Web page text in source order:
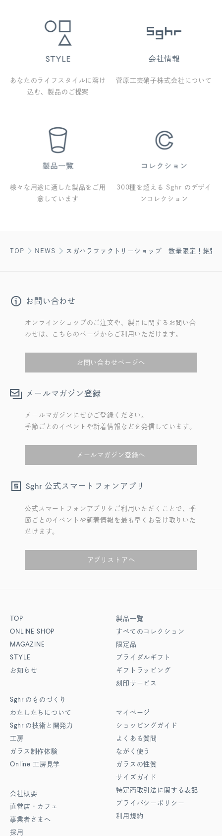
あなたのライフスタイルに溶け
込む、製品のご提案
菅原工芸硝子株式会社について
様々な用途に適した製品をご用
意しています
300種を超える Sghr のデザイ
ンコレクション
TOP NEWS スガハラファクトリーショップ 数量限定！絶賛
お問い合わせ
オンラインショップのご注文や、製品に関するお問い合
わせは、こちらのページからご利用いただけます。
お問い合わせページへ
メールマガジン登録
メールマガジンにぜひご登録ください。
季節ごとのイベントや新着情報などを発信しています。
メールマガジン登録へ
Sghr 公式スマートフォンアプリ
公式スマートフォンアプリをご利用いただくことで、季
節ごとのイベントや新着情報を最も早くお受け取りいた
だけます。
アプリストアへ
TOP
ONLINE SHOP
MAGAZINE
STYLE
お知らせ
Sghr のものづくり
わたしたちについて
Sghr の技術と開発力
工房
ガラス制作体験
Online 工房見学
会社概要
直営店・カフェ
事業者さまへ
採用
製品一覧
すべてのコレクション
限定品
ブライダルギフト
ギフトラッピング
刻印サービス
マイページ
ショッピングガイド
よくある質問
ながく使う
ガラスの性質
サイズガイド
特定商取引法に関する表記
プライバシーポリシー
利用規約